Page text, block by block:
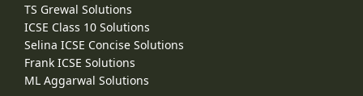
TS Grewal Solutions
ICSE Class 10 Solutions
Selina ICSE Concise Solutions
Frank ICSE Solutions
ML Aggarwal Solutions